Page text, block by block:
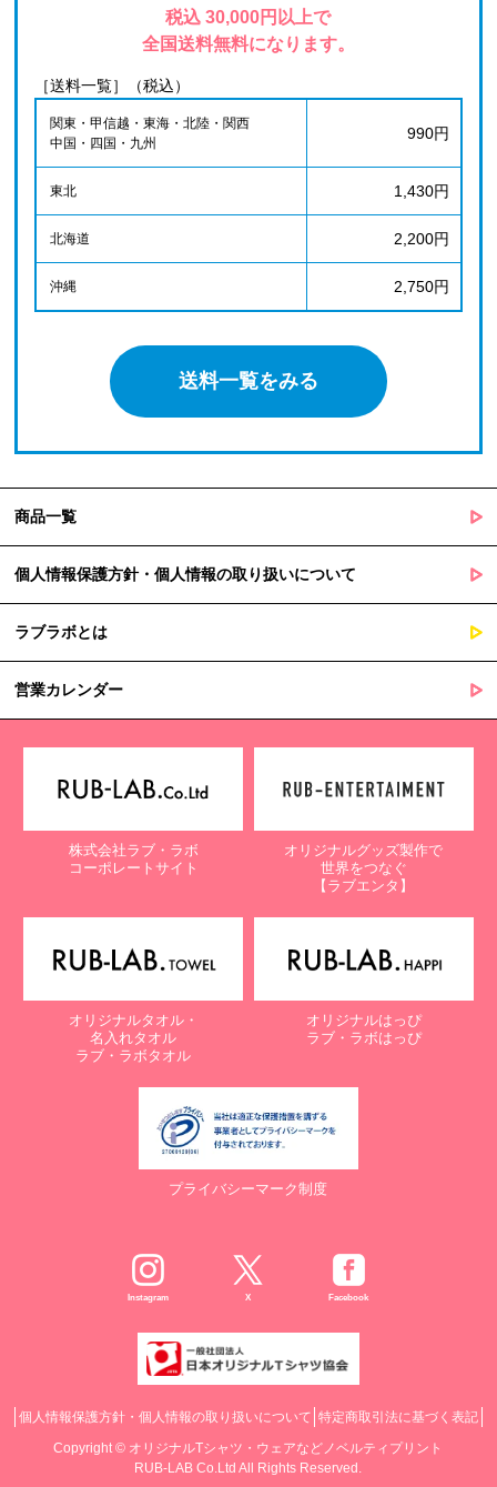
税込 30,000円以上で
全国送料無料になります。
［送料一覧］（税込）
関東・甲信越・東海・北陸・関西
中国・四国・九州
990円
東北 1,430円
北海道 2,200円
沖縄 2,750円
送料一覧をみる
商品一覧
個人情報保護方針・個人情報の取り扱いについて
ラブラボとは
営業カレンダー
株式会社ラブ・ラボ
コーポレートサイト
オリジナルグッズ製作で
世界をつなぐ
【ラブエンタ】
オリジナルタオル・
名入れタオル
ラブ・ラボタオル
オリジナルはっぴ
ラブ・ラボはっぴ
プライバシーマーク制度
Instagram X Facebook
個人情報保護方針・個人情報の取り扱いについて 特定商取引法に基づく表記
Copyright © オリジナルTシャツ・ウェアなどノベルティプリント
RUB-LAB Co.Ltd All Rights Reserved.